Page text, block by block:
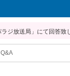
ジ放送局」にて回答致
Q&A